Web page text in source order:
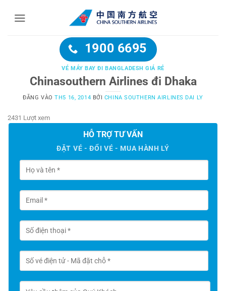
1900 6695
VÉ MÁY BAY ĐI BANGLADESH GIÁ RẺ
Chinasouthern Airlines đi Dhaka
ĐĂNG VÀOTH5 16, 2014 BỞI CHINA SOUTHERN AIRLINES DAI LY
2431 Lượt xem
HỖ TRỢ TƯ VẤN
ĐẶT VÉ - ĐỔI VÉ - MUA HÀNH LÝ